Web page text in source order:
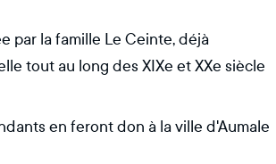
par la famille Le Ceinte, déjà
tout au long des XIXe et XXe siècle
en feront don à la ville d'Aumale